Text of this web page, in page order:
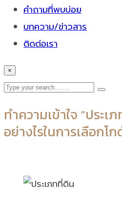
คำถามที่พบบ่อย
บทความ/ข่าวสาร
ติดต่อเรา
×
ทำความเข้าใจ “ประ
อย่างไรในการเลือกโก